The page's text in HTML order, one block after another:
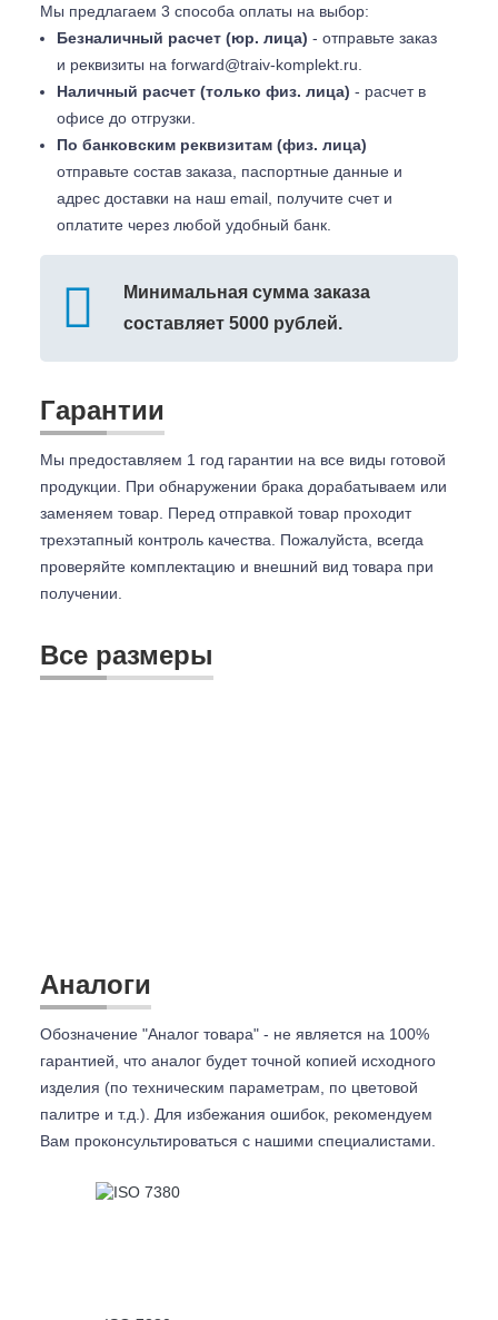
Мы предлагаем 3 способа оплаты на выбор:
Безналичный расчет (юр. лица) - отправьте заказ
и реквизиты на forward@traiv-komplekt.ru
Наличный расчет (только физ. лица) - расчет в
офисе до отгрузки.
По банковским реквизитам (физ. лица)
отправьте состав заказа, паспортные данные и
адрес доставки на наш email, получите счет и
оплатите через любой удобный банк.
Минимальная сумма заказа
составляет 5000 рублей.
Гарантии
Мы предоставляем 1 год гарантии на все виды готовой
продукции. При обнаружении брака дорабатываем или
заменяем товар. Перед отправкой товар проходит
трехэтапный контроль качества. Пожалуйста, всегда
проверяйте комплектацию и внешний вид товара при
получении.
Все размеры
Аналоги
Обозначение "Аналог товара" - не является на 100%
гарантией, что аналог будет точной копией исходного
изделия (по техническим параметрам, по цветовой
палитре и т.д.). Для избежания ошибок, рекомендуем
Вам проконсультироваться с нашими специалистами.